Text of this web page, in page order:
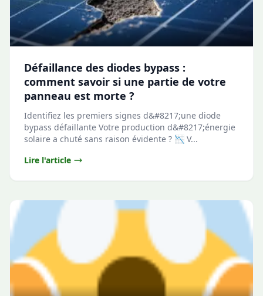
Défaillance des diodes bypass :
comment savoir si une partie de votre
panneau est morte ?
Identifiez les premiers signes d&#8217;une diode
bypass défaillante Votre production d&#8217;énergie
solaire a chuté sans raison évidente ? 📉 V...
Lire l'article